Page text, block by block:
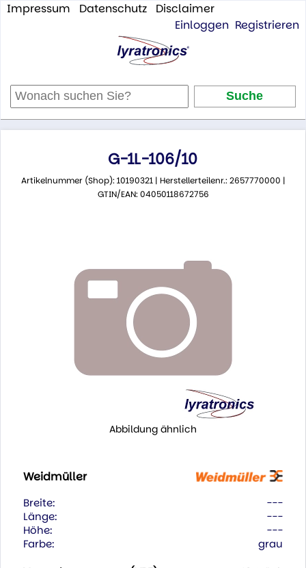
Impressum Datenschutz
Disclaimer
Einloggen Registrieren
G-1L-106/10
Artikelnummer (Shop): 10190321 | Herstellerteilenr.: 2657770000 |
GTIN/EAN: 04050118672756
Abbildung ähnlich
Weidmüller
Breite:
---
Länge:
---
Höhe:
---
Farbe:
grau